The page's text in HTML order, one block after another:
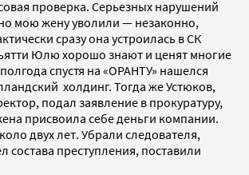
проверка. Серьезных нарушений
мою жену уволили — незаконно,
сразу она устроилась в СК
Юлю хорошо знают и ценят многие
спустя на «ОРАНТУ» нашелся
холдинг. Тогда же Устюков,
подал заявление в прокуратуру,
присвоила себе деньги компании.
двух лет. Убрали следователя,
состава преступления, поставили